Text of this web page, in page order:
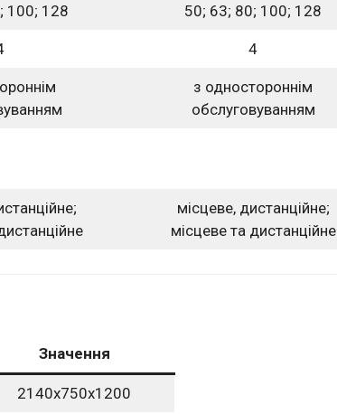
100; 128 50; 63; 80; 100; 128
4
з одностороннім
обслуговуванням
місцеве, дистанційне;
місцеве та дистанційне
Значення
2140х750х1200